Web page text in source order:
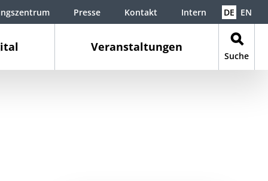
Veranstaltungen
Suche
Presse Kontakt Intern DE EN